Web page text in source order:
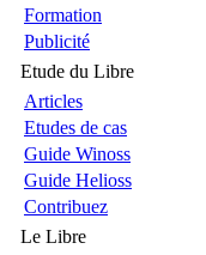
Formation
Publicité
Etude du Libre
Articles
Etudes de cas
Guide Winoss
Guide Helioss
Contribuez
Le Libre